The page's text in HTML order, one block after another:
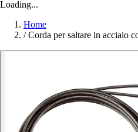
Loading...
Home
/ Corda per saltare in acciaio